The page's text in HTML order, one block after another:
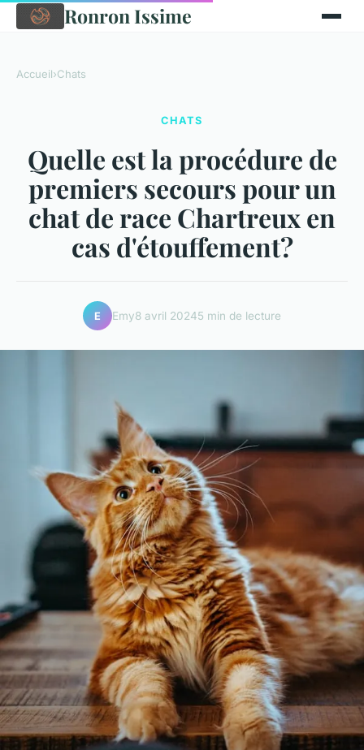
Ronron Issime
Accueil›Chats
CHATS
Quelle est la procédure de
premiers secours pour un
chat de race Chartreux en
cas d'étouffement?
E Emy8 avril 20245 min de lecture